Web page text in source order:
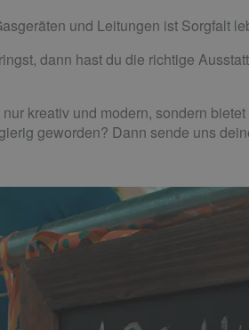
und Leitungen ist Sorgfalt
dann hast du die richtige
kreativ und modern, sondern
geworden? Dann sende uns